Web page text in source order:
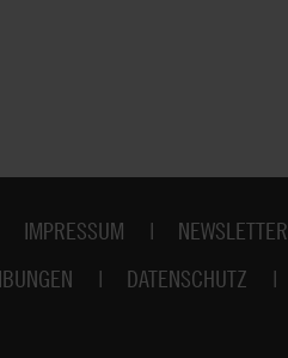
IMPRESSUM NEWSLETTER
DATENSCHUTZ